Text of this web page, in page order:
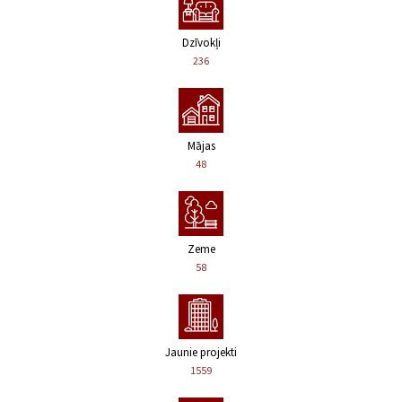
Dzīvokļi
236
Mājas
48
Zeme
58
Jaunie projekti
1559